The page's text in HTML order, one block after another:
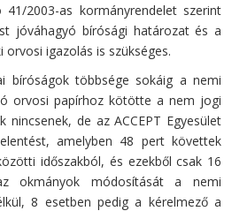
2003-as kormányrendelet szerint
jóváhagyó bírósági határozat és a
igazolás is szükséges.
bíróságok többsége sokáig a nemi
orvosi papírhoz kötötte a nem jogi
nincsenek, de az ACCEPT Egyesület
amelyben 48 pert követtek
időszakból, és ezekből csak 16
okmányok módosítását a nemi
8 esetben pedig a kérelmező a